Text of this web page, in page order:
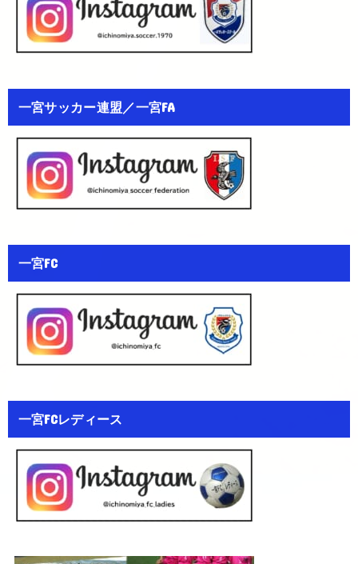
一宮サッカー連盟／一宮FA
一宮FC
一宮FCレディース